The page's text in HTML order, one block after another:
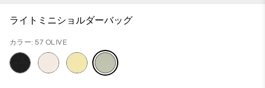
ライトミニショルダーバッグ
カラー: 57 OLIVE